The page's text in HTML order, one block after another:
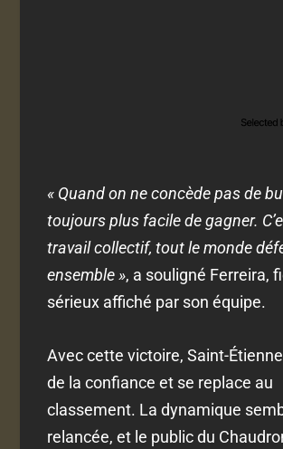
« Quand on ne concède pas de
toujours plus facile de gagner.
travail collectif, tout le monde
ensemble », a souligné Ferreira,
sérieux affiché par son équipe.
Avec cette victoire, Saint-
de la confiance et se replace au
classement. La dynamique
relancée, et le public du